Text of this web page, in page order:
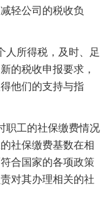
轻公司的税收负
人所得税，及时、足
的税收申报要求，
他们的支持与指
职工的社保缴费情况
社保缴费基数在相
合国家的各项政策
对其办理相关的社